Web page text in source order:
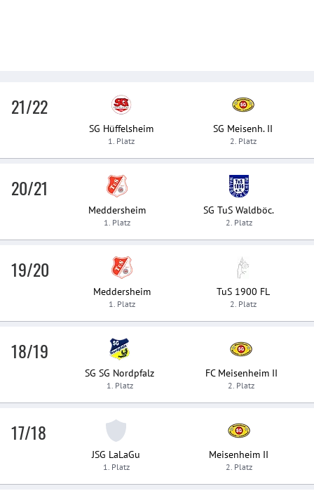
21/22
SG Hüffelsheim
1. Platz
SG Meisenh. II
2. Platz
20/21
Meddersheim
1. Platz
SG TuS Waldböc.
2. Platz
19/20
Meddersheim
1. Platz
TuS 1900 FL
2. Platz
18/19
SG SG Nordpfalz
1. Platz
FC Meisenheim II
2. Platz
17/18
JSG LaLaGu
1. Platz
Meisenheim II
2. Platz